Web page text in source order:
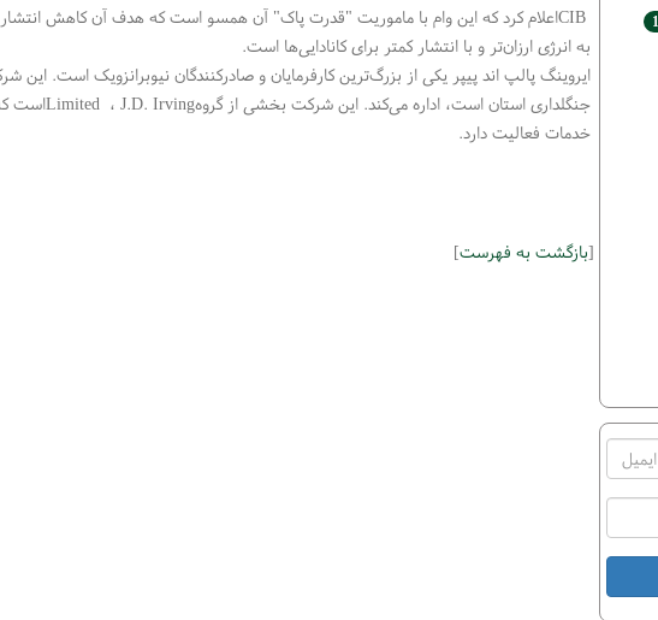
CIBاعلام کرد که این وام با ماموریت "قدرت پاک" آن همسو است که هدف آن کاهش
به انرژی ارزان‌تر و با انتشار کمتر برای کانادایی‌ها است.
ایروینگ پالپ اند پیپر یکی از بزرگ‌ترین کارفرمایان و صادرکنندگان نیوبرانزویک است.
جنگلداری استان است، اداره می‌کند. این شرکت بخشی از گروهJ.D. Irving ، Limitedاست
خدمات فعالیت دارد.
[بازگشت به فهرست]